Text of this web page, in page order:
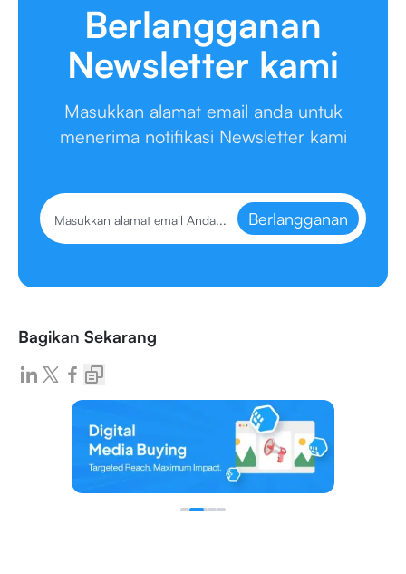
Berlangganan
Newsletter kami
Masukkan alamat email anda untuk
menerima notifikasi Newsletter kami
Berlangganan
Bagikan Sekarang